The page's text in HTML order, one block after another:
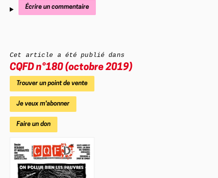
Écrire un commentaire
Cet article a été publié dans
CQFD n°180 (octobre 2019)
Trouver un point de vente
Je veux m'abonner
Faire un don